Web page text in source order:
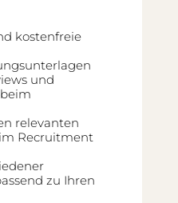
kostenfreie
und
relevanten
Recruitment
zu Ihren